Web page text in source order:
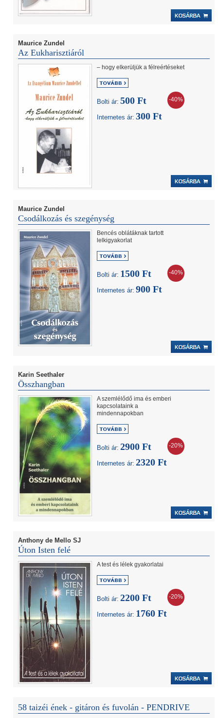
Maurice Zundel
Az Eukharisztiáról
– hogy elkerüljük a félreértéseket
Bolti ár: 500 Ft -40%
Internetes ár: 300 Ft
Maurice Zundel
Csodálkozás és szegénység
Bencés oblátáknak tartott
lelkigyakorlat
Bolti ár: 1500 Ft -40%
Internetes ár: 900 Ft
Karin Seethaler
Összhangban
A szemlélődő ima és emberi
kapcsolataink a
mindennapokban
Bolti ár: 2900 Ft -20%
Internetes ár: 2320 Ft
Anthony de Mello SJ
Úton Isten felé
A test és lélek gyakorlatai
Bolti ár: 2200 Ft -20%
Internetes ár: 1760 Ft
58 taizéi ének - gitáron és fuvolán - PENDRIVE